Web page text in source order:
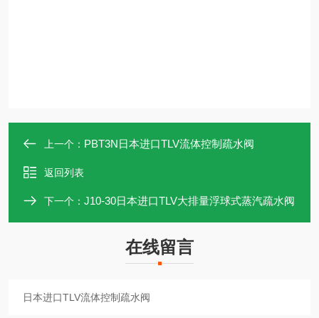
上一个： PBT3N日本进口TLV流体控制疏水阀
返回列表
下一个： J10-30日本进口TLV大排量浮球式蒸汽疏水阀
在线留言